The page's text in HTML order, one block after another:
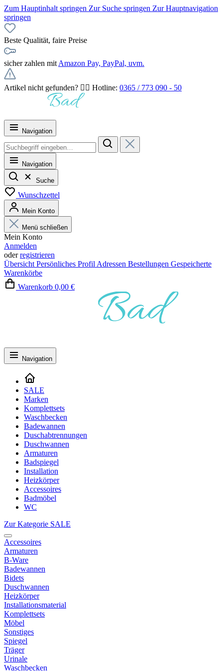
Zum Hauptinhalt springen Zur Suche springen Zur Hauptnavigation
springen
Beste Qualität, faire Preise
sicher zahlen mit Amazon Pay, PayPal, uvm.
Artikel nicht gefunden? 👉🏻 Hotline: 0365 / 773 090 - 50
Navigation
Navigation
Suche
Wunschzettel
Mein Konto
Menü schließen
Mein Konto
Anmelden
oderregistrieren
Übersicht Persönliches Profil Adressen Bestellungen Gespeicherte
Warenkörbe
Warenkorb 0,00 €
Navigation
SALE
Marken
Komplettsets
Waschbecken
Badewannen
Duschabtrennungen
Duschwannen
Armaturen
Badspiegel
Installation
Heizkörper
Accessoires
Badmöbel
WC
Zur Kategorie SALE
Accessoires
Armaturen
B-Ware
Badewannen
Bidets
Duschwannen
Heizkörper
Installationsmaterial
Komplettsets
Möbel
Sonstiges
Spiegel
Träger
Urinale
Waschbecken